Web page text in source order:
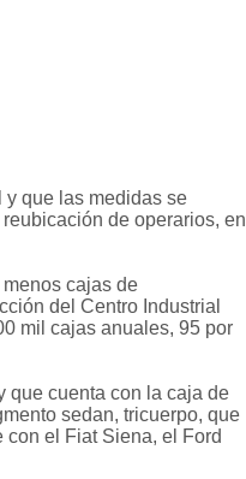
y que las medidas se
de operarios, en
cajas de
del Centro Industrial
mil cajas anuales, 95 por
que cuenta con la caja de
sedan, tricuerpo, que
el Fiat Siena, el Ford